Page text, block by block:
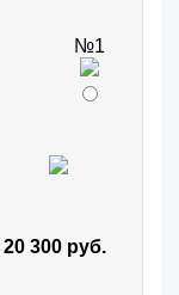
№1
20 300 руб.